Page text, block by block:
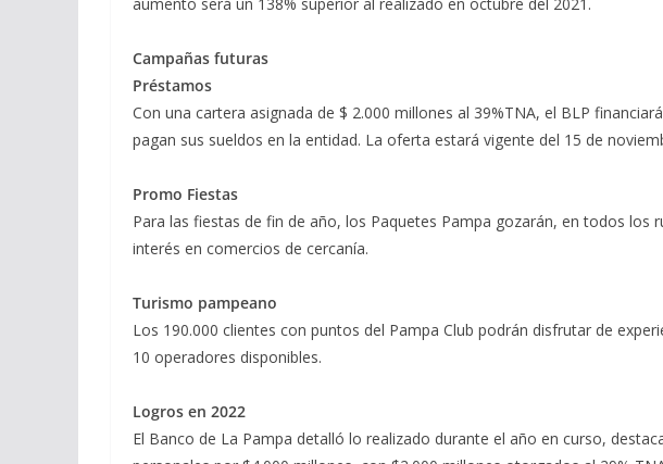
Campañas futuras
Préstamos
Con una cartera asignada de $ 2.000 millones al 39%TNA, el BLP
pagan sus sueldos en la entidad. La oferta estará vigente del 15 de
Promo Fiestas
Para las fiestas de fin de año, los Paquetes Pampa gozarán, en todos los
interés en comercios de cercanía.
Turismo pampeano
Los 190.000 clientes con puntos del Pampa Club podrán disfrutar de
10 operadores disponibles.
Logros en 2022
El Banco de La Pampa detalló lo realizado durante el año en curso,